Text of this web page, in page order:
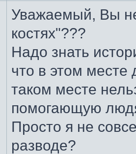
Уважаемый, Вы
костях"???
Надо знать
что в этом
таком месте
помогающую
Просто я не
разводе?